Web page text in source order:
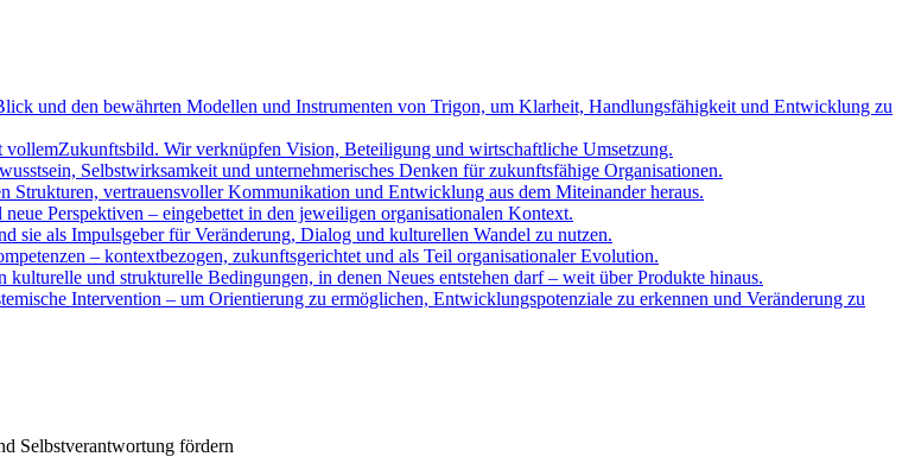
und den bewährten Modellen und Instrumenten von Trigon, um Klarheit, Handlungsfähigkeit und Entwicklung zu
vollemZukunftsbild. Wir verknüpfen Vision, Beteiligung und wirtschaftliche Umsetzung.
Selbstwirksamkeit und unternehmerisches Denken für zukunftsfähige Organisationen.
Strukturen, vertrauensvoller Kommunikation und Entwicklung aus dem Miteinander heraus.
Perspektiven – eingebettet in den jeweiligen organisationalen Kontext.
sie als Impulsgeber für Veränderung, Dialog und kulturellen Wandel zu nutzen.
– kontextbezogen, zukunftsgerichtet und als Teil organisationaler Evolution.
und strukturelle Bedingungen, in denen Neues entstehen darf – weit über Produkte hinaus.
Intervention – um Orientierung zu ermöglichen, Entwicklungspotenziale zu erkennen und Veränderung zu
Selbstverantwortung fördern